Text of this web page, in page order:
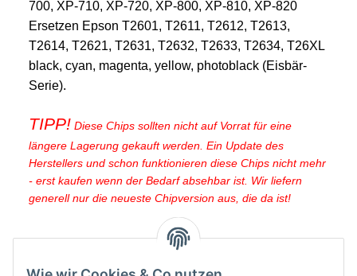
700, XP-710, XP-720, XP-800, XP-810, XP-820
Ersetzen Epson T2601, T2611, T2612, T2613,
T2614, T2621, T2631, T2632, T2633, T2634, T26XL
black, cyan, magenta, yellow, photoblack (Eisbär-
Serie).
TIPP! Diese Chips sollten nicht auf Vorrat für eine
längere Lagerung gekauft werden. Ein Update des
Herstellers und schon funktionieren diese Chips nicht mehr
- erst kaufen wenn der Bedarf absehbar ist. Wir liefern
generell nur die neueste Chipversion aus, die da ist!